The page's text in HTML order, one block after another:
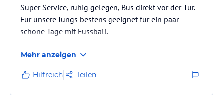
Super Service, ruhig gelegen, Bus direkt vor der Tür.
Für unsere Jungs bestens geeignet für ein paar
schöne Tage mit Fussball.
Mehr anzeigen
Hilfreich Teilen